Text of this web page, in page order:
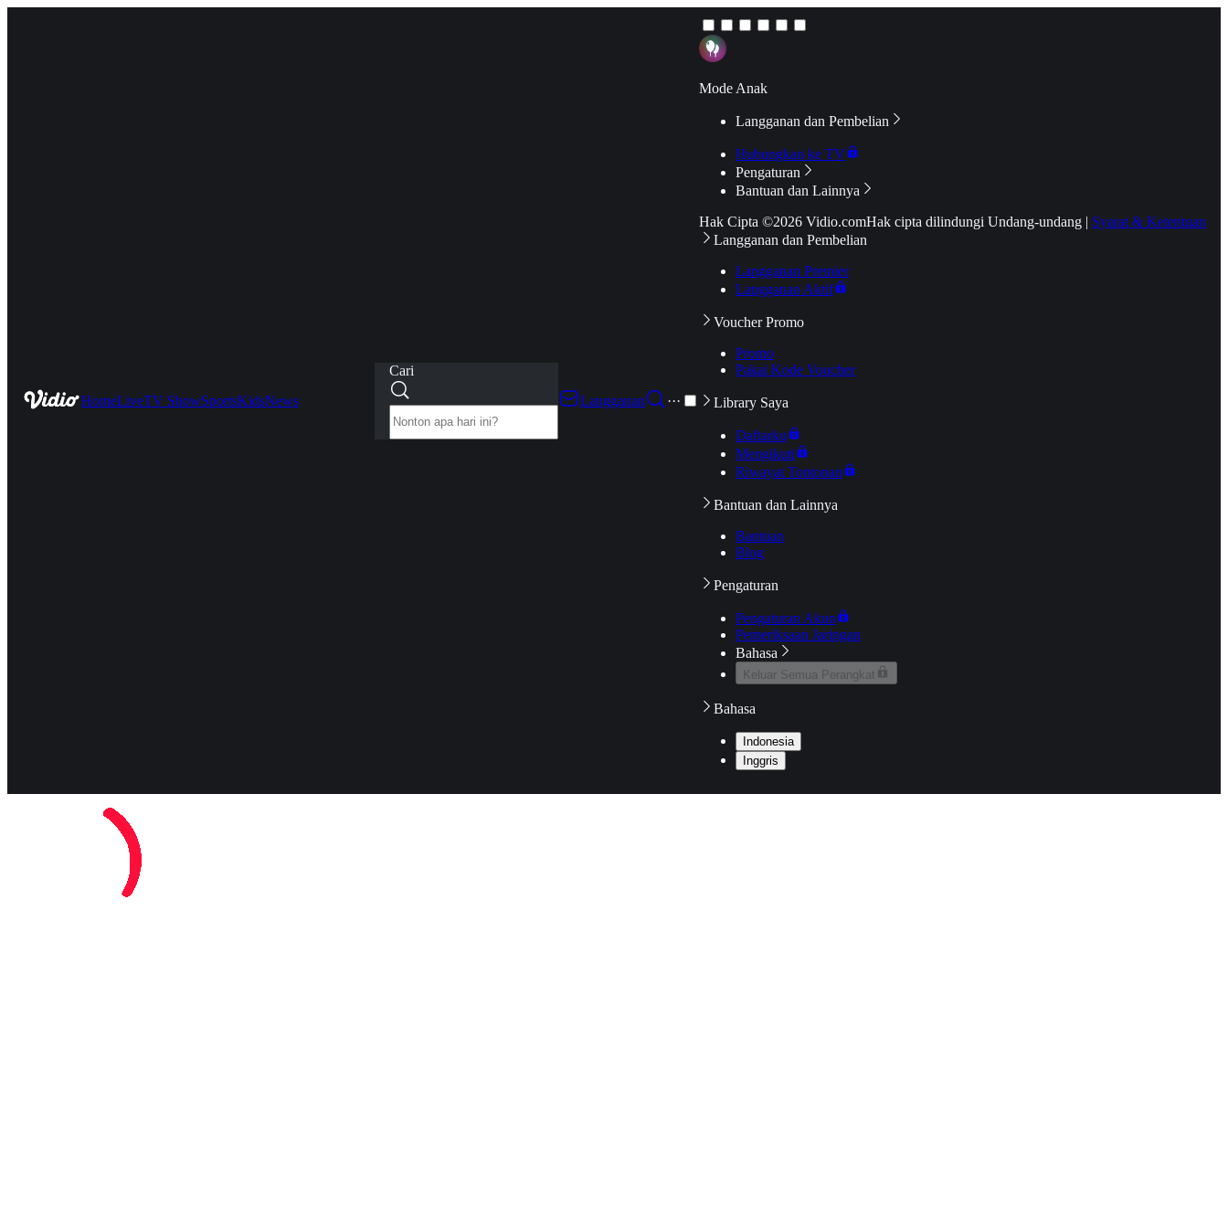
HomeLiveTV ShowSportsKidsNews
Cari
Langganan
···
Mode Anak
Langganan dan Pembelian
Hubungkan ke TV
Pengaturan
Bantuan dan Lainnya
Hak Cipta ©2026 Vidio.comHak cipta dilindungi Undang-undang | Syarat & Ketentuan
Langganan dan Pembelian
Langganan Premier
Langganan Aktif
Voucher Promo
Promo
Pakai Kode Voucher
Library Saya
Daftarku
Mengikuti
Riwayat Tontonan
Bantuan dan Lainnya
Bantuan
Blog
Pengaturan
Pengaturan Akun
Pemeriksaan Jaringan
Bahasa
Keluar Semua Perangkat
Bahasa
Indonesia
Inggris